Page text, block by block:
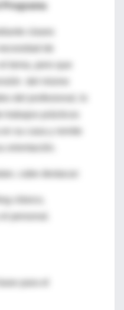
trabajos prácticos
personal.